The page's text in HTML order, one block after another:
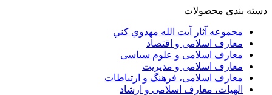
دسته بندی محصولات
مجموعه آثار آيت الله مهدوي كني
معارف اسلامی و اقتصاد
معارف اسلامی و علوم سیاسی
معارف اسلامی و مدیریت
معارف اسلامی، فرهنگ و ارتباطات
الهیات، معارف اسلامی و ارشاد